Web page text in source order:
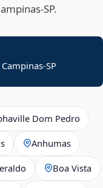
SP
Dom Pedro
Anhumas
Boa Vista